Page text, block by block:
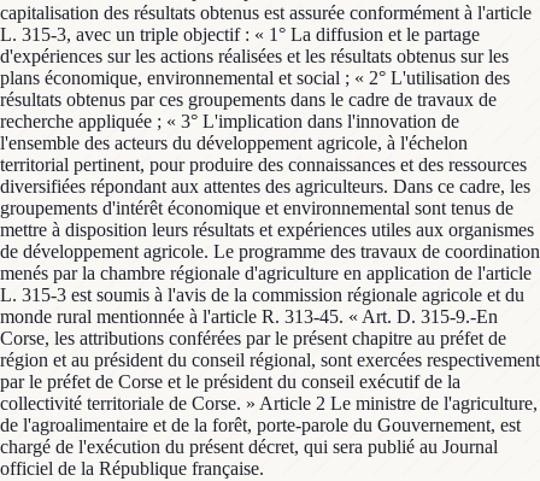
capitalisation des résultats obtenus est assurée conformément à l'article
L. 315-3, avec un triple objectif : « 1° La diffusion et le partage
d'expériences sur les actions réalisées et les résultats obtenus sur les
plans économique, environnemental et social ; « 2° L'utilisation des
résultats obtenus par ces groupements dans le cadre de travaux de
recherche appliquée ; « 3° L'implication dans l'innovation de
l'ensemble des acteurs du développement agricole, à l'échelon
territorial pertinent, pour produire des connaissances et des ressources
diversifiées répondant aux attentes des agriculteurs. Dans ce cadre, les
groupements d'intérêt économique et environnemental sont tenus de
mettre à disposition leurs résultats et expériences utiles aux organismes
de développement agricole. Le programme des travaux de coordination
menés par la chambre régionale d'agriculture en application de l'article
L. 315-3 est soumis à l'avis de la commission régionale agricole et du
monde rural mentionnée à l'article R. 313-45. « Art. D. 315-9.-En
Corse, les attributions conférées par le présent chapitre au préfet de
région et au président du conseil régional, sont exercées respectivement
par le préfet de Corse et le président du conseil exécutif de la
collectivité territoriale de Corse. » Article 2 Le ministre de l'agriculture,
de l'agroalimentaire et de la forêt, porte-parole du Gouvernement, est
chargé de l'exécution du présent décret, qui sera publié au Journal
officiel de la République française.